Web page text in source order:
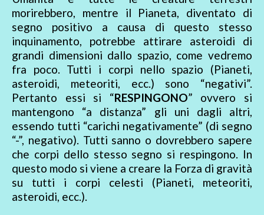
morirebbero, mentre il Pianeta, diventato di
segno positivo a causa di questo stesso
inquinamento, potrebbe attirare asteroidi di
grandi dimensioni dallo spazio, come vedremo
fra poco. Tutti i corpi nello spazio (Pianeti,
asteroidi, meteoriti, ecc.) sono “negativi”.
Pertanto essi si “RESPINGONO” ovvero si
mantengono “a distanza” gli uni dagli altri,
essendo tutti “carichi negativamente” (di segno
“-”, negativo). Tutti sanno o dovrebbero sapere
che corpi dello stesso segno si respingono. In
questo modo si viene a creare la Forza di gravità
su tutti i corpi celesti (Pianeti, meteoriti,
asteroidi, ecc.).